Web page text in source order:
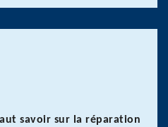
savoir sur la réparation